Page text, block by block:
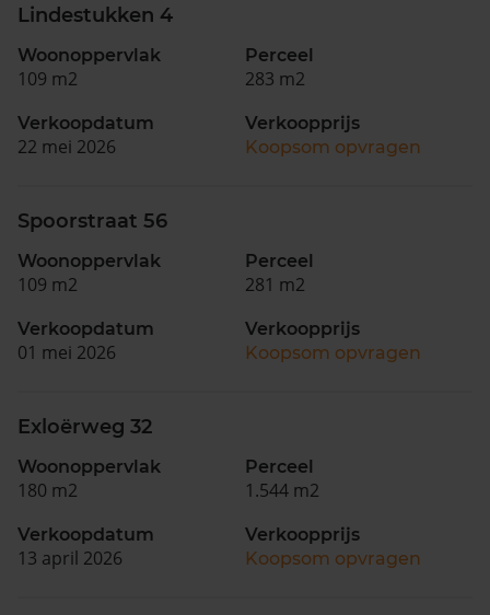
Lindestukken 4
Woonoppervlak
109 m2
Perceel
283 m2
Verkoopdatum
22 mei 2026
Verkoopprijs
Koopsom opvragen
Spoorstraat 56
Woonoppervlak
109 m2
Perceel
281 m2
Verkoopdatum
01 mei 2026
Verkoopprijs
Koopsom opvragen
Exloërweg 32
Woonoppervlak
180 m2
Perceel
1.544 m2
Verkoopdatum
13 april 2026
Verkoopprijs
Koopsom opvragen